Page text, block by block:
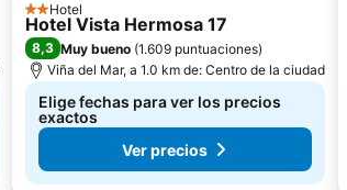
2 Estrellas
Hotel
Hotel Vista Hermosa 17
8,3 Muy bueno (1.609 puntuaciones)
Viña del Mar, a 1.0 km de: Centro de la ciudad
Elige fechas para ver los precios
exactos
Ver precios